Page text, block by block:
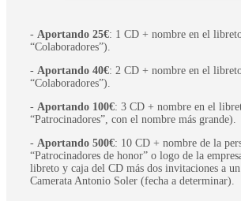
- Aportando 25€: 1 CD + nombre en el
“Colaboradores”).
- Aportando 40€: 2 CD + nombre en el
“Colaboradores”).
- Aportando 100€: 3 CD + nombre en el
“Patrocinadores”, con el nombre más grande).
- Aportando 500€: 10 CD + nombre de la
“Patrocinadores de honor” o logo de la
libreto y caja del CD más dos invitaciones a
Camerata Antonio Soler (fecha a determinar).